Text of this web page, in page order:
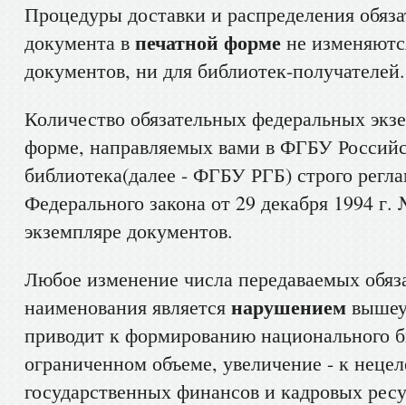
Процедуры доставки и распределения
документа в печатной форме не
документов, ни для библиотек-получателей.
Количество обязательных федеральных
форме, направляемых вами в ФГБУ
библиотека(далее - ФГБУ РГБ) строго
Федерального закона от 29 декабря 1994
экземпляре документов.
Любое изменение числа передаваемых
наименования является нарушением
приводит к формированию национального
ограниченном объеме, увеличение - к
государственных финансов и кадровых